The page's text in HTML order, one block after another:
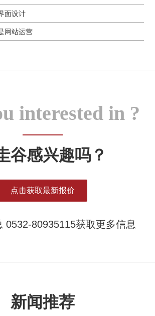
面设计
网站运营
interested in ?
谷感兴趣吗？
点击获取最新报价
0532-80935115获取更多信息
新闻推荐